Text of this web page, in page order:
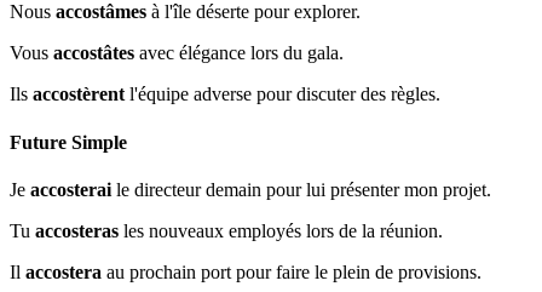
Nous accostâmes à l'île déserte pour explorer.
Vous accostâtes avec élégance lors du gala.
Ils accostèrent l'équipe adverse pour discuter des règles.
Future Simple
Je accosterai le directeur demain pour lui présenter mon projet.
Tu accosteras les nouveaux employés lors de la réunion.
Il accostera au prochain port pour faire le plein de provisions.